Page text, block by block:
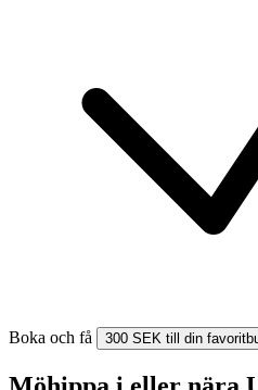
Boka och få 300 SEK till din